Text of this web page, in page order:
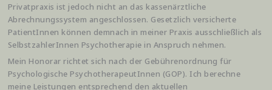
Privatpraxis ist jedoch nicht an das kassenärztliche
Abrechnungssystem angeschlossen. Gesetzlich versicherte
PatientInnen können demnach in meiner Praxis ausschließlich als
SelbstzahlerInnen Psychotherapie in Anspruch nehmen.
Mein Honorar richtet sich nach der Gebührenordnung für
Psychologische PsychotherapeutInnen (GOP). Ich berechne
meine Leistungen entsprechend den aktuellen